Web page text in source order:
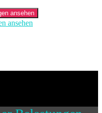
ansehen
ansehen